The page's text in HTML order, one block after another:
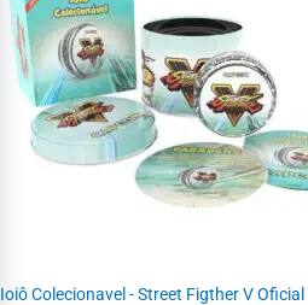
Ioiô Colecionavel - Street Figther V